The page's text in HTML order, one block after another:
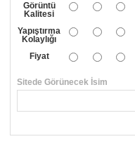
Görüntü
Kalitesi
Yapıştırma
Kolaylığı
Fiyat
Sitede Görünecek İsim